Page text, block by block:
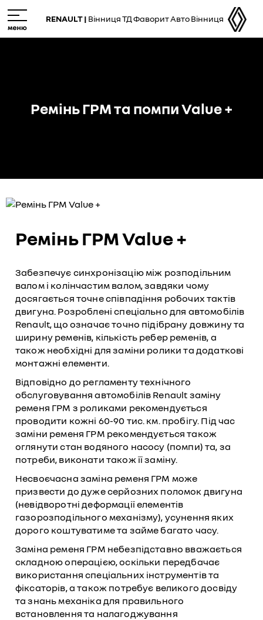
to
main
RENAULT | Вінниця ТД Фаворит Авто Вінниця
Ремінь ГРМ та помпи Value +
Ремінь ГРМ Value +
Забезпечує синхронізацію між розподільним
валом і колінчастим валом, завдяки чому
досягається точне співпадіння робочих тактів
двигуна. Розроблені спеціально для автомобілів
Renault, що означає точно підібрану довжину та
ширину ременів, кількість ребер ременів, а
також необхідні для заміни ролики та додаткові
монтажні елементи.
Відповідно до регламенту технічного
обслуговування автомобілів Renault заміну
ременя ГРМ з роликами рекомендується
проводити кожні 60-90 тис. км. пробігу. Під час
заміни ременя ГРМ рекомендується також
оглянути стан водяного насосу (помпи) та, за
потреби, виконати також її заміну.
Несвоєчасна заміна ременя ГРМ може
призвести до дуже серйозних поломок двигуна
(невідворотні деформації елементів
газорозподільного механізму), усунення яких
дорого коштуватиме та займе багато часу.
Заміна ременя ГРМ небезпідставно вважається
складною операцією, оскільки передбачає
використання спеціальних інструментів та
фіксаторів, а також потребує великого досвіду
та знань механіка для правильного
встановлення та налагоджування